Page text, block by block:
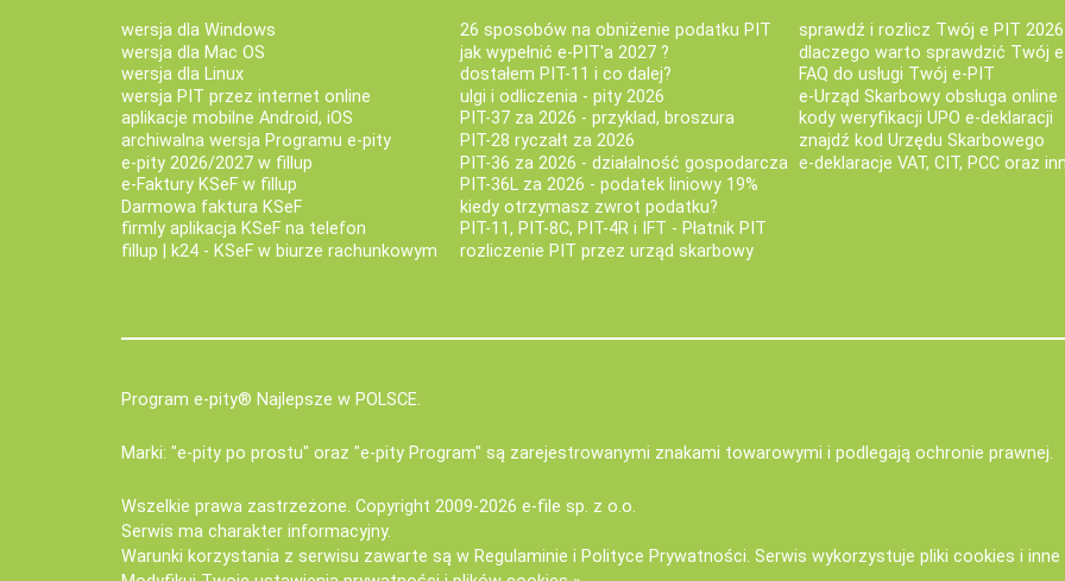
wersja dla Windows
wersja dla Mac OS
wersja dla Linux
wersja PIT przez internet online
aplikacje mobilne Android, iOS
archiwalna wersja Programu e-pity
e-pity 2026/2027 w fillup
e‑Faktury KSeF w fillup
Darmowa faktura KSeF
firmly aplikacja KSeF na telefon
fillup | k24 - KSeF w biurze rachunkowym
26 sposobów na obniżenie podatku PIT
jak wypełnić e-PIT'a 2027 ?
dostałem PIT-11 i co dalej?
ulgi i odliczenia - pity 2026
PIT-37 za 2026 - przykład, broszura
PIT-28 ryczałt za 2026
PIT-36 za 2026 - działalność gospodarcza
PIT-36L za 2026 - podatek liniowy 19%
kiedy otrzymasz zwrot podatku?
PIT-11, PIT-8C, PIT-4R i IFT - Płatnik PIT
rozliczenie PIT przez urząd skarbowy
sprawdź i rozlicz Twój e PIT 2026
dlaczego warto sprawdzić Twój
FAQ do usługi Twój e-PIT
e-Urząd Skarbowy obsługa online
kody weryfikacji UPO e-deklaracji
znajdź kod Urzędu Skarbowego
e-deklaracje VAT, CIT, PCC oraz
Program e-pity® Najlepsze w POLSCE.
Marki: "e-pity po prostu" oraz "e-pity Program" są zarejestrowanymi znakami towarowymi i podlegają ochronie prawnej.
Wszelkie prawa zastrzeżone. Copyright 2009-2026 e-file sp. z o.o.
Serwis ma charakter informacyjny.
Warunki korzystania z serwisu zawarte są w Regulaminie i Polityce Prywatności. Serwis wykorzystuje pliki cookies i